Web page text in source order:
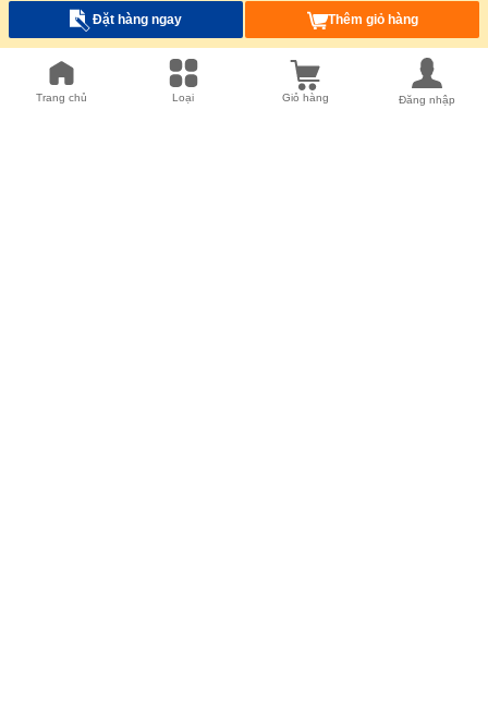
Đặt hàng/ Báo giá
Tìm theo Danh mục
Đặt hàng ngay Thêm giỏ hàng
Trang chủ Loại Giỏ hàng Đăng nhập